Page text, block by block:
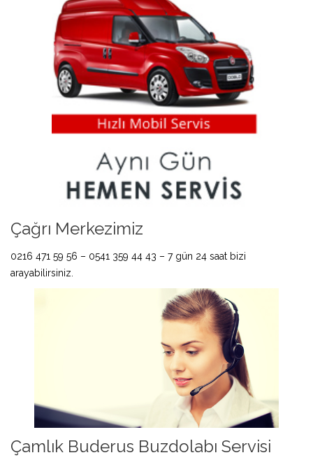
Çağrı Merkezimiz
0216 471 59 56 – 0541 359 44 43 – 7 gün 24 saat bizi
arayabilirsiniz.
Çamlık Buderus Buzdolabı Servisi